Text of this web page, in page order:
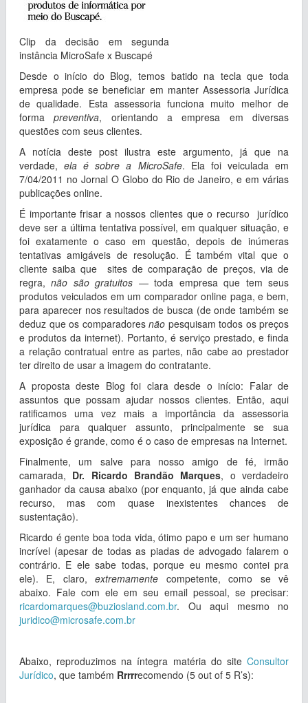
Clip da decisão em segunda
instância MicroSafe x Buscapé
Desde o início do Blog, temos batido na tecla que toda
empresa pode se beneficiar em manter Assessoria Jurídica
de qualidade. Esta assessoria funciona muito melhor de
formapreventiva, orientando a empresa em diversas
questões com seus clientes.
A notícia deste post ilustra este argumento, já que na
verdade,ela é sobre a MicroSafe. Ela foi veiculada em
7/04/2011 no Jornal O Globo do Rio de Janeiro, e em várias
publicações online.
É importante frisar a nossos clientes que o recurso jurídico
deve ser a última tentativa possível, em qualquer situação, e
foi exatamente o caso em questão, depois de inúmeras
tentativas amigáveis de resolução. É também vital que o
cliente saiba que sites de comparação de preços, via de
regra,não são gratuitos — toda empresa que tem seus
produtos veiculados em um comparador online paga, e bem,
para aparecer nos resultados de busca (de onde também se
deduz que os comparadores não pesquisam todos os preços
e produtos da internet). Portanto, é serviço prestado, e finda
a relação contratual entre as partes, não cabe ao prestador
ter direito de usar a imagem do contratante.
A proposta deste Blog foi clara desde o início: Falar de
assuntos que possam ajudar nossos clientes. Então, aqui
ratificamos uma vez mais a importância da assessoria
jurídica para qualquer assunto, principalmente se sua
exposição é grande, como é o caso de empresas na Internet.
Finalmente, um salve para nosso amigo de fé, irmão
camarada, Dr. Ricardo Brandão Marques, o verdadeiro
ganhador da causa abaixo (por enquanto, já que ainda cabe
recurso, mas com quase inexistentes chances de
sustentação).
Ricardo é gente boa toda vida, ótimo papo e um ser humano
incrível (apesar de todas as piadas de advogado falarem o
contrário. E ele sabe todas, porque eu mesmo contei pra
ele). E, claro,extremamente competente, como se vê
abaixo. Fale com ele em seu email pessoal, se precisar:
ricardomarques@buziosland.com.br. Ou aqui mesmo no
juridico@microsafe.com.br
Abaixo, reproduzimos na íntegra matéria do site Consultor
Jurídico, que também Rrrrrecomendo (5 out of 5 R’s):